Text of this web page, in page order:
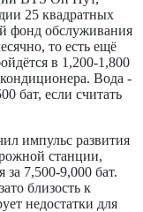
25 квадратных
фонд обслуживания
то есть ещё
в 1,200-1,800
Вода -
бат, если считать
импульс развития
станции,
за 7,500-9,000 бат.
близость к
недостатки для